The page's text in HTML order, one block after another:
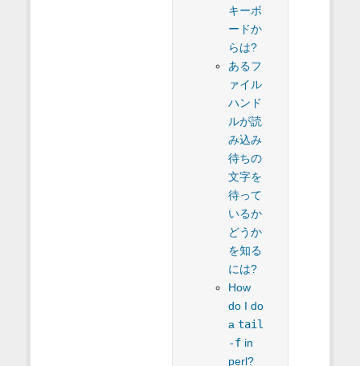
キーボ
ードか
らは?
あるフ
ァイル
ハンド
ルが読
み込み
待ちの
文字を
待って
いるか
どうか
を知る
には?
How
do I do
a tail
-fin
perl?